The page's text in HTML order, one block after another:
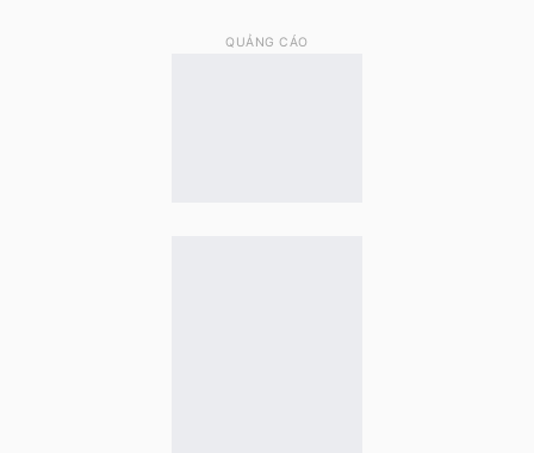
QUẢNG CÁO